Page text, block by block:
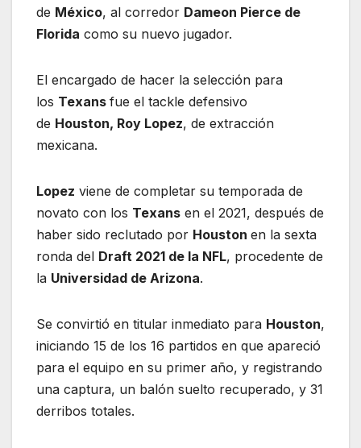
de México, al corredor Dameon Pierce de
Florida como su nuevo jugador.
El encargado de hacer la selección para
los Texans fue el tackle defensivo
de Houston, Roy Lopez, de extracción
mexicana.
Lopez viene de completar su temporada de
novato con los Texans en el 2021, después de
haber sido reclutado por Houston en la sexta
ronda del Draft 2021 de la NFL, procedente de
la Universidad de Arizona.
Se convirtió en titular inmediato para Houston,
iniciando 15 de los 16 partidos en que apareció
para el equipo en su primer año, y registrando
una captura, un balón suelto recuperado, y 31
derribos totales.